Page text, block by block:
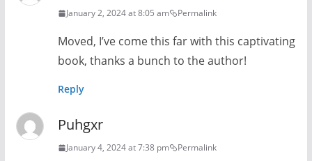
January 2, 2024 at 8:05 am Permalink
Moved, I’ve come this far with this captivating
book, thanks a bunch to the author!
Reply
Puhgxr
January 4, 2024 at 7:38 pm Permalink